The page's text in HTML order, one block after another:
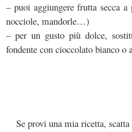
– puoi aggiungere frutta secca
nocciole, mandorle…)
– per un gusto più dolce,
fondente con cioccolato bianco o
Se provi una mia ricetta,